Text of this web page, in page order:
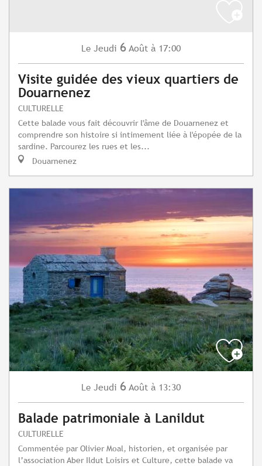
Le Jeudi 6 Août à 17:00
Visite guidée des vieux quartiers de
Douarnenez
CULTURELLE
Cette balade vous fait découvrir l'âme de Douarnenez et
comprendre son histoire si intimement liée à l'épopée de la
sardine. Parcourez les rues et les...
Douarnenez
Le Jeudi 6 Août à 13:30
Balade patrimoniale à Lanildut
CULTURELLE
Commentée par Olivier Moal, historien, et organisée par
l’association Aber Ildut Loisirs et Culture, cette balade va